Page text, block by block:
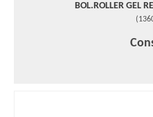
BOL.ROLLER GEL
(